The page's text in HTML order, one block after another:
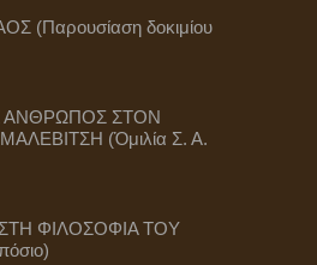
(Παρουσίαση δοκιμίου
ΑΝΘΡΩΠΟΣ ΣΤΟΝ
(Ὁμιλία Σ. Α.
ΦΙΛΟΣΟΦΙΑ ΤΟΥ